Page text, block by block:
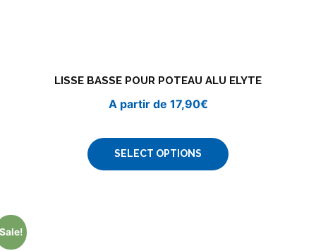
LISSE BASSE POUR POTEAU ALU ELYTE
A partir de 17,90€
SELECT OPTIONS